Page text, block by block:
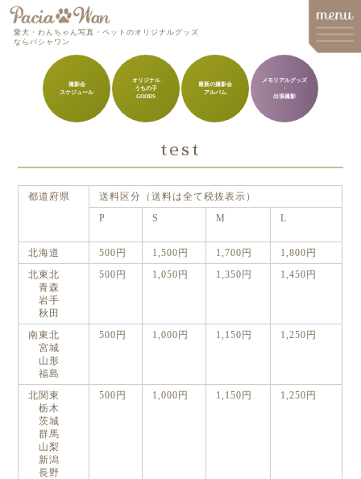
愛犬・わんちゃん写真・ペットのオリジナルグッズ
ならパシャワン
撮影会
スケジュール
オリジナル
うちの子
GOODS
最新の撮影会
アルバム
メモリアルグッズ
・
出張撮影
test
都道府県 送料区分（送料は全て税抜表示）
P S M L
北海道 500円 1,500円 1,700円 1,800円
北東北
青森
岩手
秋田
500円 1,050円 1,350円 1,450円
南東北
宮城
山形
福島
500円 1,000円 1,150円 1,250円
北関東
栃木
茨城
群馬
山梨
新潟
長野
500円 1,000円 1,150円 1,250円
メインメニュー
Memorial Goods・出張撮影
撮影会スケジュール
How to order
Q&A
About
Contact
Staff blog
Privacy Policy
ワンちゃん写真集
今月のパシャワン月間グランプリ